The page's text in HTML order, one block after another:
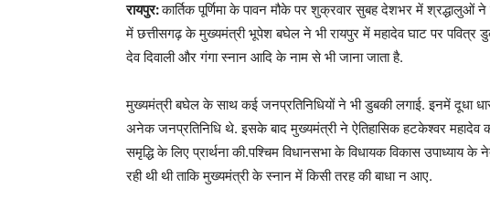
रायपुर:कार्तिक पूर्णिमा के पावन मौके पर शुक्रवार सुबह देशभर में श्रद्धालुओं
में छत्तीसगढ़ के मुख्यमंत्री भूपेश बघेल ने भी रायपुर में महादेव घाट पर पवित्र
देव दिवाली और गंगा स्नान आदि के नाम से भी जाना जाता है.
मुख्यमंत्री बघेल के साथ कई जनप्रतिनिधियों ने भी डुबकी लगाई. इनमें दूधा
अनेक जनप्रतिनिधि थे. इसके बाद मुख्यमंत्री ने ऐतिहासिक हटकेश्वर
समृद्धि के लिए प्रार्थना की.पश्चिम विधानसभा के विधायक विकास उपाध्याय के
रही थी थी ताकि मुख्यमंत्री के स्नान में किसी तरह की बाधा न आए.